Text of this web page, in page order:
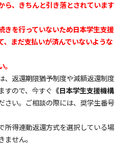
ら、きちんと引き落とされています
を行っていないため日本学生支援
、まだ支払いが済んでいないような
、返還期限猶予制度や減額返還制度
すので、今すぐ 《日本学生支援機構
さい。ご相談の際には、奨学生番号
所得連動返還方式を選択している場
せん。